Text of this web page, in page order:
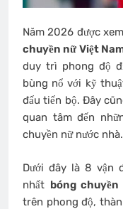
Năm 2026 được
chuyền nữ Việt
duy trì phong độ
bùng nổ với kỹ
đấu tiến bộ. Đây
quan tâm đến
chuyền nữ nước nhà.
Dưới đây là 8 vận
nhất bóng
trên phong độ,